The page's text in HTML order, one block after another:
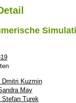
Dmitri Kuzmin
May
Stefan Turek